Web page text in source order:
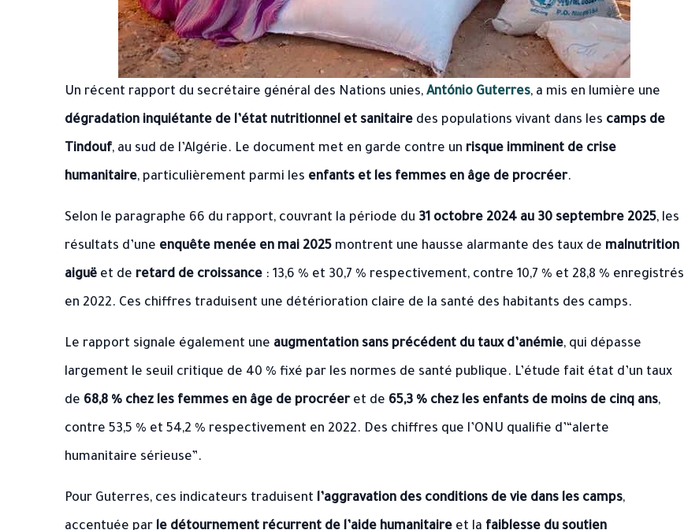
Un récent rapport du secrétaire général des Nations unies, António Guterres, a mis en lumière une
dégradation inquiétante de l’état nutritionnel et sanitaire des populations vivant dans les camps de
Tindouf, au sud de l’Algérie. Le document met en garde contre un risque imminent de crise
humanitaire, particulièrement parmi les enfants et les femmes en âge de procréer.
Selon le paragraphe 66 du rapport, couvrant la période du 31 octobre 2024 au 30 septembre 2025, les
résultats d’une enquête menée en mai 2025 montrent une hausse alarmante des taux de malnutrition
aiguë et de retard de croissance : 13,6 % et 30,7 % respectivement, contre 10,7 % et 28,8 % enregistrés
en 2022. Ces chiffres traduisent une détérioration claire de la santé des habitants des camps.
Le rapport signale également une augmentation sans précédent du taux d’anémie, qui dépasse
largement le seuil critique de 40 % fixé par les normes de santé publique. L’étude fait état d’un taux
de 68,8 % chez les femmes en âge de procréeret de 65,3 % chez les enfants de moins de cinq ans,
contre 53,5 % et 54,2 % respectivement en 2022. Des chiffres que l’ONU qualifie d’“alerte
humanitaire sérieuse”.
Pour Guterres, ces indicateurs traduisent l’aggravation des conditions de vie dans les camps,
accentuée par le détournement récurrent de l’aide humanitaire et la faiblesse du soutien